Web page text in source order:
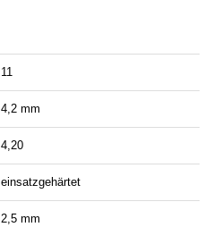
11
4,2 mm
4,20
einsatzgehärtet
2,5 mm